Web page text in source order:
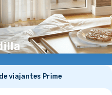
viajantes Prime